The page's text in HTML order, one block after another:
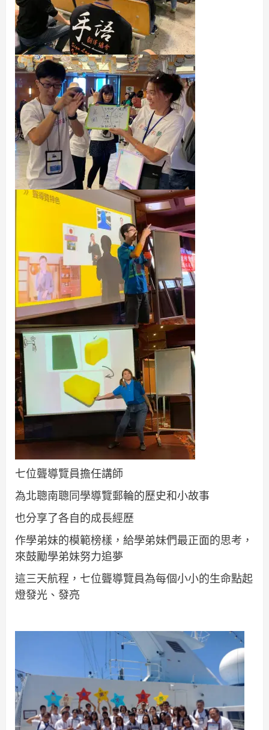
七位聾導覽員擔任講師
為北聰南聰同學導覽郵輪的歷史和小故事
也分享了各自的成長經歷
作學弟妹的模範榜樣，給學弟妹們最正面的思考，
來鼓勵學弟妹努力追夢
這三天航程，七位聾導覽員為每個小小的生命點起
燈發光、發亮